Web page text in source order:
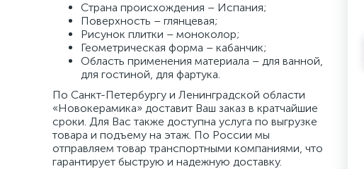
Страна происхождения – Испания;
Поверхность – глянцевая;
Рисунок плитки – моноколор;
Геометрическая форма – кабанчик;
Область применения материала – для ванной,
для гостиной, для фартука.
По Санкт-Петербургу и Ленинградской области
«Новокерамика» доставит Ваш заказ в кратчайшие
сроки. Для Вас также доступна услуга по выгрузке
товара и подъему на этаж. По России мы
отправляем товар транспортными компаниями, что
гарантирует быструю и надежную доставку.